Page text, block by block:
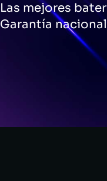
Las mejores
Garantía